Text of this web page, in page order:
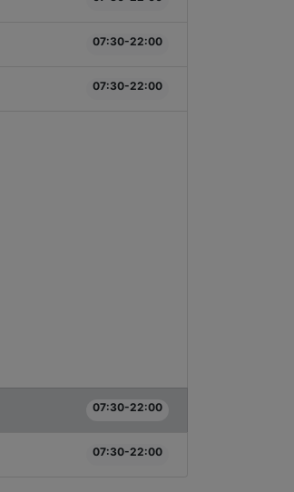
07:30-22:00
07:30-22:00
07:30-22:00
07:30-22:00